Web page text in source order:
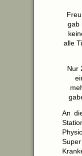
gab
alle
Nur
An